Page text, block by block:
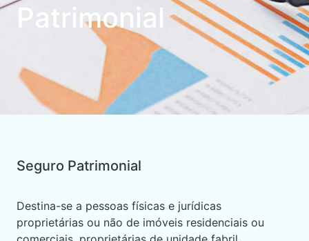
Patrimonial
Seguro Patrimonial
Destina-se a pessoas físicas e jurídicas
proprietárias ou não de imóveis residenciais ou